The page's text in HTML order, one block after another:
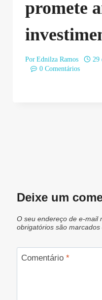
promete
Por Ednilza Ramos
29
0 Comentários
Deixe um
O seu endereço de e-mail
obrigatórios são marcados
Comentário *